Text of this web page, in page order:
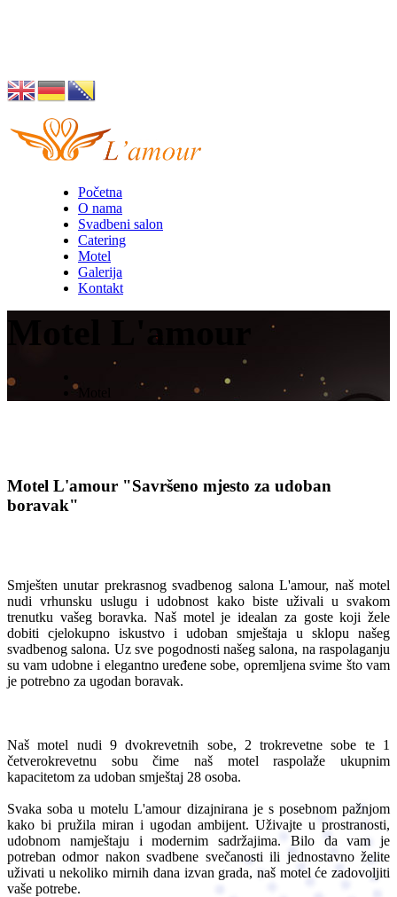
Početna
O nama
Svadbeni salon
Catering
Motel
Galerija
Kontakt
Motel L'amour
Motel L'amour "Savršeno mjesto za udoban
boravak"
Smješten unutar prekrasnog svadbenog salona L'amour, naš motel
nudi vrhunsku uslugu i udobnost kako biste uživali u svakom
trenutku vašeg boravka. Naš motel je idealan za goste koji žele
dobiti cjelokupno iskustvo i udoban smještaja u sklopu našeg
svadbenog salona. Uz sve pogodnosti našeg salona, na raspolaganju
su vam udobne i elegantno uređene sobe, opremljena svime što vam
je potrebno za ugodan boravak.
Naš motel nudi 9 dvokrevetnih sobe, 2 trokrevetne sobe te 1
četverokrevetnu sobu čime naš motel raspolaže ukupnim
kapacitetom za udoban smještaj 28 osoba.
Svaka soba u motelu L'amour dizajnirana je s posebnom pažnjom
kako bi pružila miran i ugodan ambijent. Uživajte u prostranosti,
udobnom namještaju i modernim sadržajima. Bilo da vam je
potreban odmor nakon svadbene svečanosti ili jednostavno želite
uživati u nekoliko mirnih dana izvan grada, naš motel će zadovoljiti
vaše potrebe.